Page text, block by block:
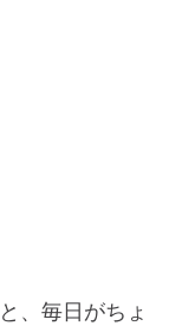
、毎日がちょ